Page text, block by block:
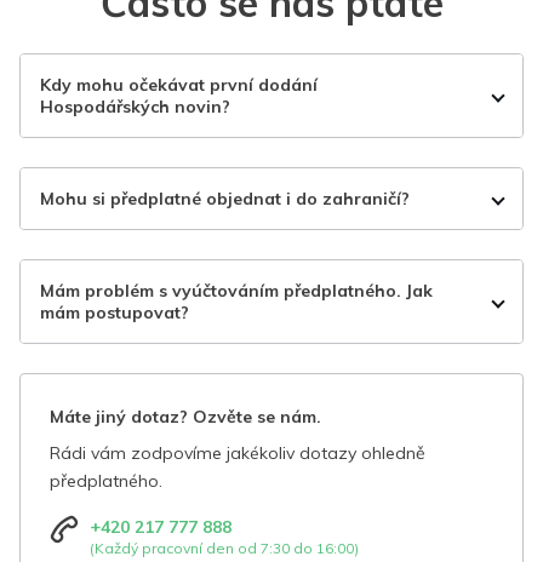
Kdy mohu očekávat první dodání
Hospodářských novin?
Mohu si předplatné objednat i do zahraničí?
Mám problém s vyúčtováním předplatného. Jak
mám postupovat?
Máte jiný dotaz? Ozvěte se nám.
Rádi vám zodpovíme jakékoliv dotazy ohledně
předplatného.
+420 217 777 888
(Každý pracovní den od 7:30 do 16:00)